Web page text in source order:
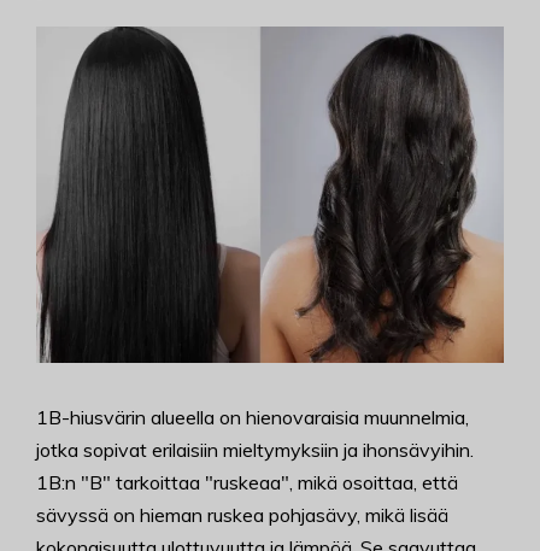
1B-hiusvärin alueella on hienovaraisia muunnelmia,
jotka sopivat erilaisiin mieltymyksiin ja ihonsävyihin.
1B:n "B" tarkoittaa "ruskeaa", mikä osoittaa, että
sävyssä on hieman ruskea pohjasävy, mikä lisää